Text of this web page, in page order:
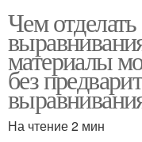
Чем
материалы
без
На чтение 2 мин